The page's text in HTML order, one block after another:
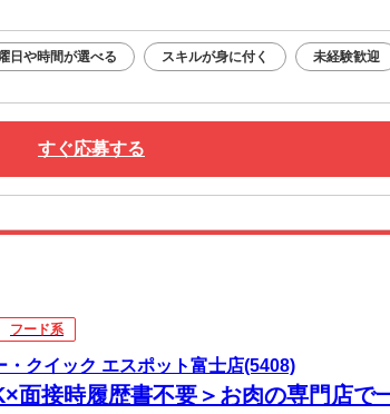
日や時間が選べる スキルが身に付く 未経験歓迎
すぐ応募する
フード系
・クイック エスポット富士店(5408)
面接時履歴書不要＞お肉の専門店で